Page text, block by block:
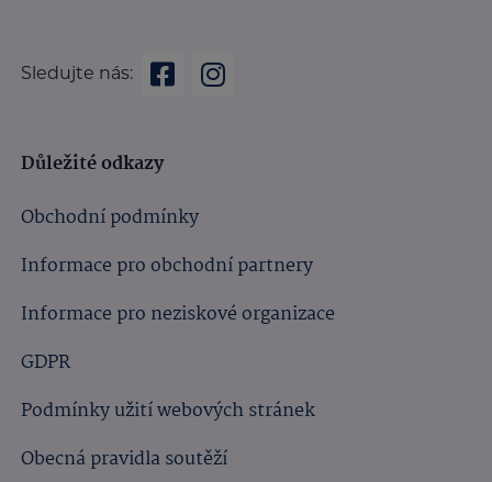
Sledujte nás:
Důležité odkazy
Obchodní podmínky
Informace pro obchodní partnery
Informace pro neziskové organizace
GDPR
Podmínky užití webových stránek
Obecná pravidla soutěží